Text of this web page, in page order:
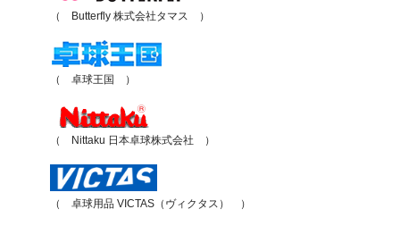
（ Butterfly 株式会社タマス ）
（ 卓球王国 ）
（ Nittaku 日本卓球株式会社 ）
（ 卓球用品 VICTAS（ヴィクタス） ）